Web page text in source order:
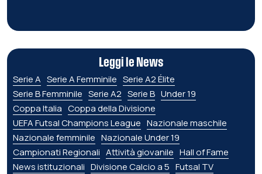
Leggi le News
Serie A Serie A Femminile Serie A2 Élite
Serie B Femminile Serie A2 Serie B Under 19
Coppa Italia Coppa della Divisione
UEFA Futsal Champions League Nazionale maschile
Nazionale femminile Nazionale Under 19
Campionati Regionali Attività giovanile Hall of Fame
News istituzionali Divisione Calcio a 5 Futsal TV